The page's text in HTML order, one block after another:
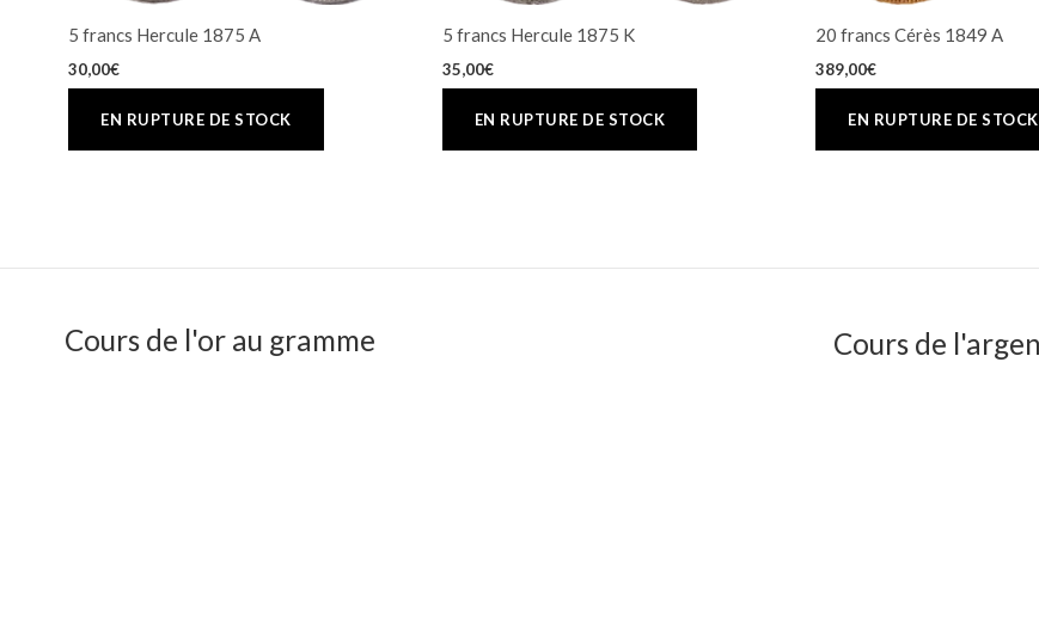
5 francs Hercule 1875 A
30,00€
5 francs Hercule 1875 K
35,00€
20 francs Cérès 1849 A
389,00€
Cours de l'or au gramme Cours de